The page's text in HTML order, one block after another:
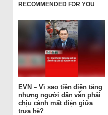
RECOMMENDED FOR YOU
EVN – Vì sao tiền điện tăng
nhưng người dân vẫn phải
chịu cảnh mất điện giữa
trưa hè?